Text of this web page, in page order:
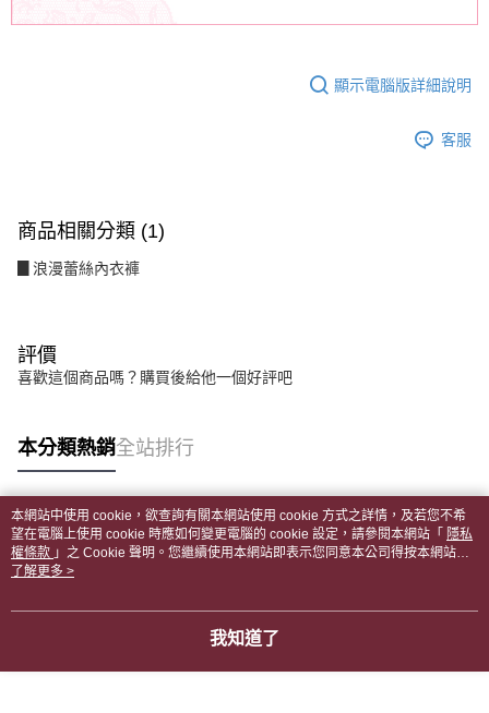
顯示電腦版詳細說明
客服
商品相關分類 (1)
▊浪漫蕾絲內衣褲
評價
喜歡這個商品嗎？購買後給他一個好評吧
本分類熱銷全站排行
熱門標籤
本網站中使用 cookie，欲查詢有關本網站使用 cookie 方式之詳情，及若您不希
望在電腦上使用 cookie 時應如何變更電腦的 cookie 設定，請參閱本網站「 隱私
權條款 」之 Cookie 聲明。您繼續使用本網站即表示您同意本公司得按本網站使
用條款之 Cookie 聲明使用 cookie。
了解更多 >
我知道了